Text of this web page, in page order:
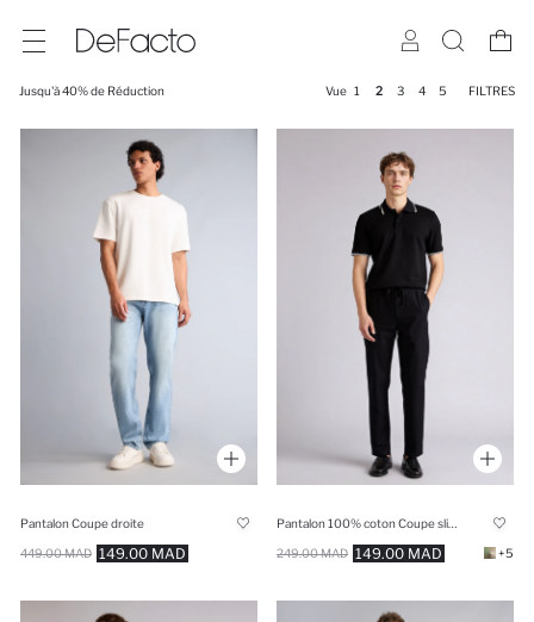
Jusqu'à 40% de Réduction Vue 1 2 3 4 5 FILTRES
Pantalon Coupe droite
149.00 MAD
449.00 MAD 149.00 MAD
249.00 MAD +5